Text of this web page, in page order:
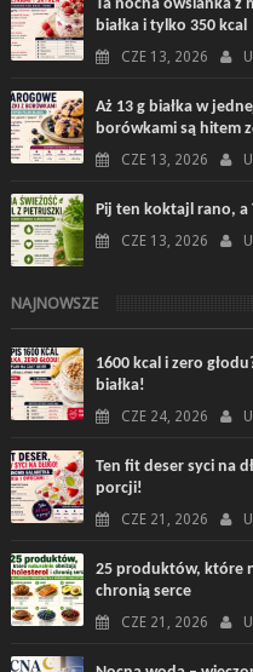
Ta nocna owsianka z
białka i tylko 350 kcal
CZE 13, 2026
Aż 13 g białka w
borówkami są hitem
CZE 13, 2026
Pij ten koktajl rano, a
CZE 13, 2026
NAJNOWSZE
1600 kcal i zero
białka!
CZE 24, 2026
Ten fit deser syci na
porcji!
CZE 21, 2026
25 produktów, które
chronią serce
CZE 21, 2026